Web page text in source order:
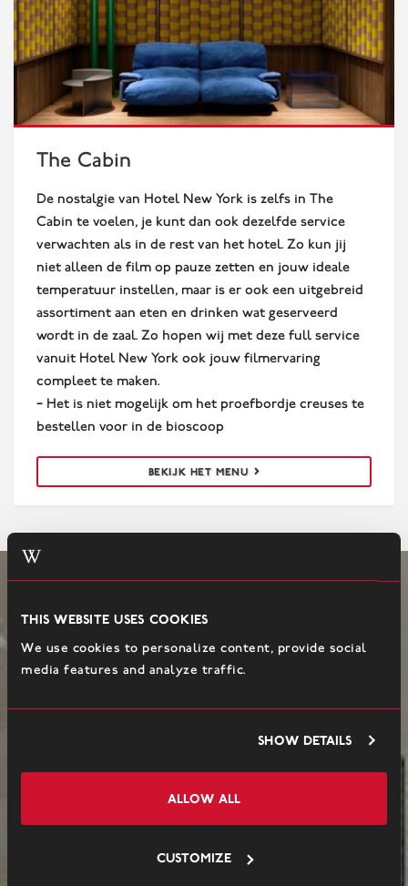
This website uses cookies
We use cookies to personalize content, provide social
media features and analyze traffic.
Show details
Allow all
Customize
The Cabin
De nostalgie van Hotel New York is zelfs in The
Cabin te voelen, je kunt dan ook dezelfde service
verwachten als in de rest van het hotel. Zo kun jij
niet alleen de film op pauze zetten en jouw ideale
temperatuur instellen, maar is er ook een uitgebreid
assortiment aan eten en drinken wat geserveerd
wordt in de zaal. Zo hopen wij met deze full service
vanuit Hotel New York ook jouw filmervaring
compleet te maken.
– Het is niet mogelijk om het proefbordje creuses te
bestellen voor in de bioscoop
BEKIJK HET MENU